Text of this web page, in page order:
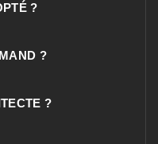
?
?
?